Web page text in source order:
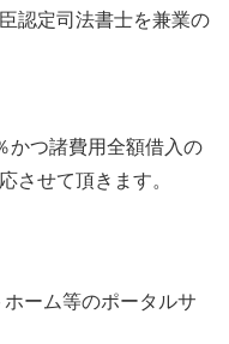
認定司法書士を兼業の
かつ諸費用全額借入の
させて頂きます。
ーム等のポータルサ